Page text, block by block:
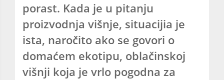
porast. Kada je u pitanju
proizvodnja višnje, situacijia je
ista, naročito ako se govori o
domaćem ekotipu, oblačinskoj
višnji koja je vrlo pogodna za